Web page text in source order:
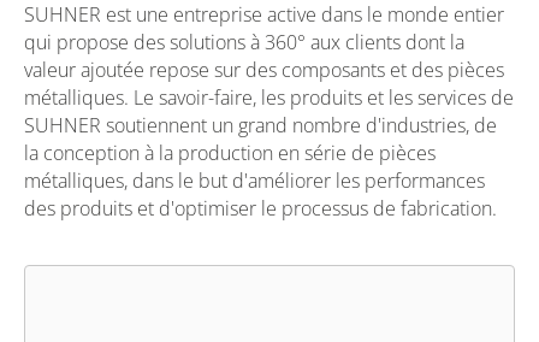
SUHNER est une entreprise active dans le monde entier
qui propose des solutions à 360° aux clients dont la
valeur ajoutée repose sur des composants et des pièces
métalliques. Le savoir-faire, les produits et les services de
SUHNER soutiennent un grand nombre d'industries, de
la conception à la production en série de pièces
métalliques, dans le but d'améliorer les performances
des produits et d'optimiser le processus de fabrication.